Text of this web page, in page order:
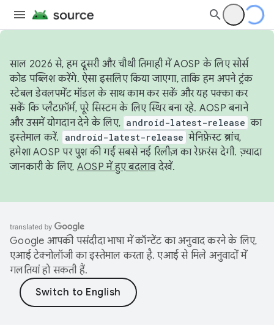
साल 2026 से, हम दूसरी और चौथी तिमाही में AOSP के लिए सोर्स
कोड पब्लिश करेंगे. ऐसा इसलिए किया जाएगा, ताकि हम अपने ट्रंक
स्टेबल डेवलपमेंट मॉडल के साथ काम कर सकें और यह पक्का कर
सकें कि प्लैटफ़ॉर्म, पूरे सिस्टम के लिए स्थिर बना रहे. AOSP बनाने
और उसमें योगदान देने के लिए, android-latest-release का
इस्तेमाल करें.
android-latest-release मेनिफ़ेस्ट ब्रांच,
हमेशा AOSP पर पुश की गई सबसे नई रिलीज़ का रेफ़रंस देगी. ज़्यादा
जानकारी के लिए, AOSP में हुए बदलावदेखें.
Google आपकी पसंदीदा भाषा में कॉन्टेंट का अनुवाद करने के लिए,
एआई टेक्नोलॉजी का इस्तेमाल करता है. एआई से मिले अनुवादों में
गलतियां हो सकती हैं.